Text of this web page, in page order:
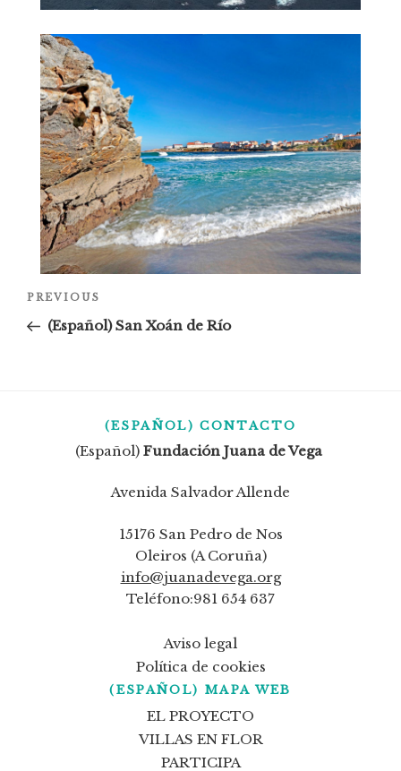
PREVIOUS
(Español) San Xoán de Río
(ESPAÑOL) CONTACTO
(Español) Fundación Juana de Vega
Avenida Salvador Allende
15176 San Pedro de Nos
Oleiros (A Coruña)
info@juanadevega.org
Teléfono:981 654 637
Aviso legal
Política de cookies
(ESPAÑOL) MAPA WEB
EL PROYECTO
VILLAS EN FLOR
PARTICIPA